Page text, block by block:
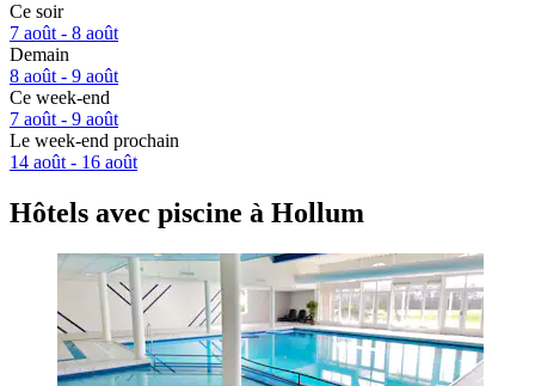
Ce soir
7 août - 8 août
Demain
8 août - 9 août
Ce week-end
7 août - 9 août
Le week-end prochain
14 août - 16 août
Hôtels avec piscine à Hollum